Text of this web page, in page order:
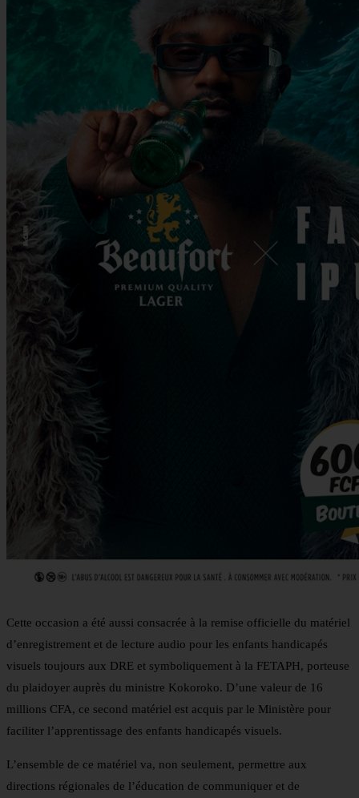
Cette occasion a été aussi consacrée à la remise officielle du matériel
d’enregistrement et de lecture audio pour les enfants handicapés
visuels toujours aux DRE et symboliquement à la FETAPH, porteuse
du plaidoyer auprès du ministre Kokoroko. D’une valeur de 16
millions CFA, ce second matériel est acquis par le Ministère pour
faciliter l’apprentissage des enfants handicapés visuels.
L’ensemble de ce matériel va, non seulement, permettre aux
directions régionales de l’éducation de communiquer et de